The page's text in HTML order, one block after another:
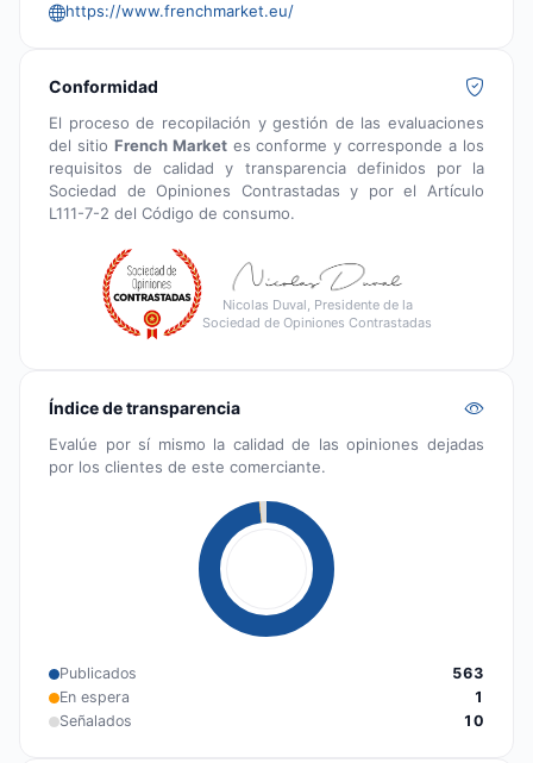
https://www.frenchmarket.eu/
Conformidad
El proceso de recopilación y gestión de las evaluaciones
del sitio French Marketes conforme y corresponde a los
requisitos de calidad y transparencia definidos por la
Sociedad de Opiniones Contrastadas y por el Artículo
L111-7-2 del Código de consumo.
Nicolas Duval, Presidente de la
Sociedad de Opiniones Contrastadas
Índice de transparencia
Evalúe por sí mismo la calidad de las opiniones dejadas
por los clientes de este comerciante.
Publicados
563
En espera
1
Señalados
10